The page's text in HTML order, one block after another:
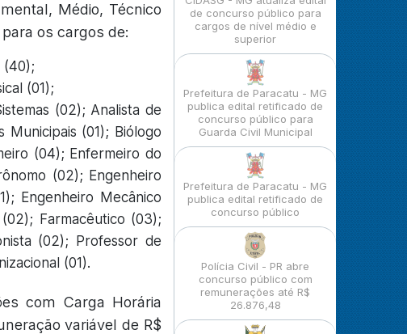
Médio, Técnico
os cargos de:
(40);
(01);
(02); Analista de
(01); Biólogo
(04); Enfermeiro do
(02); Engenheiro
Engenheiro Mecânico
Farmacêutico (03);
(02); Professor de
(01).
com Carga Horária
variável de R$
de concurso público para
cargos de nível médio e
superior
Prefeitura de Paracatu - MG
publica edital retificado de
concurso público para
Guarda Civil Municipal
Prefeitura de Paracatu - MG
publica edital retificado de
concurso público
Polícia Civil - PR abre
concurso público com
remunerações até R$
26.876,48